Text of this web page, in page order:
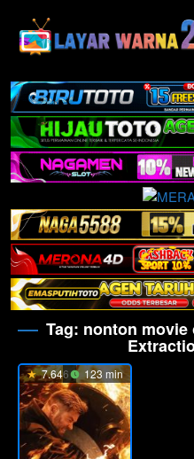
content
Tag: nonton
7.646 123 min